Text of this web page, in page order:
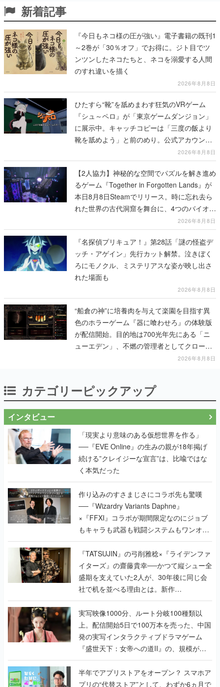
新着記事
『今日もネコ様の圧が強い』電子書籍の既刊1
～2巻が「30％オフ」でお得に。ジト目でツ
ンツンしたネコたちと、ネコを溺愛する人間
のすれ違いを描く
2026年8月8日
ひたすら“靴”を舐めまわす狂気のVRゲーム
『シュ～ペロ』が「東京ゲームダンジョン」
に展示中。キャッチコピーは「三度の飯より
靴を舐めよう」と前のめり。公式アカウント
も開設され、2026年リリースに向けて開発中
2026年8月8日
【2人協力】神秘的な空間でパズルを解き進め
るゲーム『Together in Forgotten Lands』が
本日8月8日Steamでリリース。時に忘れ去ら
れた世界の古代洞窟を舞台に、4つのバイオー
2026年8月8日
『名探偵プリキュア！』第28話「謎の怪盗デ
ッチ・アゲイン」先行カット解禁。泣きぼく
ろにモノクル、ミステリアスな姿が映し出さ
れた場面も
2026年8月8日
“船倉の神”に培養肉を与えて楽園を目指す異
色のホラーゲーム『器に喰わせろ』の体験版
が配信開始。目的地は700光年先にある「ニ
ューエデン」、不燃の管理者としてクローン
人間を増やし、加工して神に捧げる2026年8月8日
カテゴリーピックアップ
インタビュー
「現実より意味のある仮想世界を作る」
──『EVE Online』の生みの親が18年掲げ
続ける”クレイジーな宣言”は、比喩ではな
く本気だった
作り込みのすさまじさにコラボ先も驚嘆
──『Wizardry Variants Daphne』
×『FFXI』コラボが期間限定なのにジョブ
もキャラも武器も戦闘システムもワンオフ
で作り込まれた理由を両ディレクターに聞
く
『TATSUJIN』の弓削雅稔×『ライデンファ
イターズ』の齋藤貴幸──かつて縦シュー全
盛期を支えていた2人が、30年後に同じ会
社で机を並べる理由とは。新作
『TATSUJIN EXTREME』で初タッグを組
んだレジェンド2人に訊く開発秘話
実写映像1000分、ルート分岐100種類以
上。配信開始5日で100万本を売った、中国
発の実写インタラクティブドラマゲーム
『盛世天下：女帝への道II』の、規模が違
うこだわりをプロデューサーに聞いた
半年でアプリストアをオープン？ スマホア
プリの“代替ストア”として、わずか6ヵ月で